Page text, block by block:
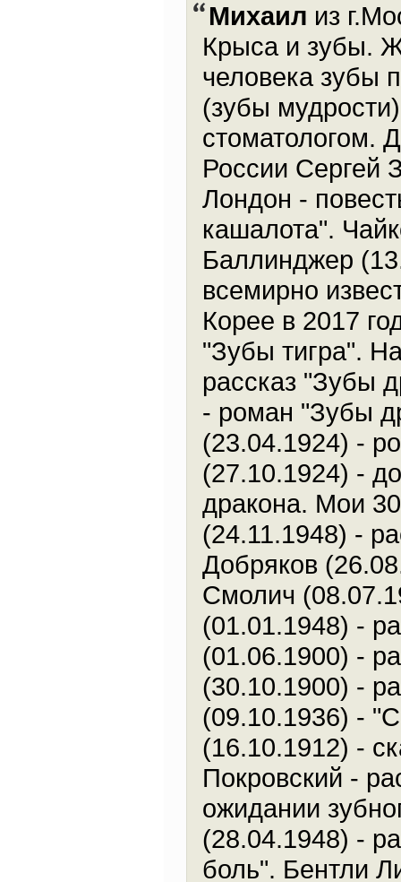
Михаил из
Крыса и зубы.
человека зубы
(зубы
стоматологом.
России Сергей
Лондон -
кашалота".
Баллинджер
всемирно
Корее в 2017
"Зубы тигра".
рассказ "Зубы
- роман "Зубы
(23.04.1924) -
(27.10.1924) -
дракона. Мои
(24.11.1948) -
Добряков
Смолич
(01.01.1948) -
(01.06.1900) -
(30.10.1900) -
(09.10.1936) -
(16.10.1912) -
Покровский -
ожидании
(28.04.1948) -
боль". Бентли